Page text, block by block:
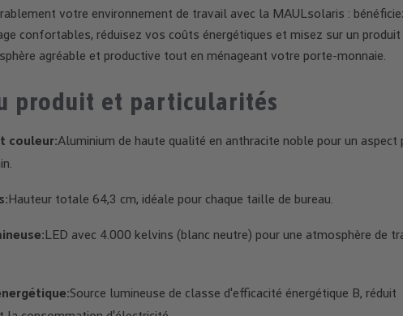
votre environnement de travail avec la MAULsolaris :
confortables, réduisez vos coûts énergétiques et misez sur un produit
agréable et productive tout en ménageant votre porte-monnaie.
produit et particularités
couleur:Aluminium de haute qualité en anthracite noble pour un aspect
Hauteur totale 64,3 cm, idéale pour chaque taille de bureau.
LED avec 4.000 kelvins (blanc neutre) pour une atmosphère de
Source lumineuse de classe d'efficacité énergétique B, réduit